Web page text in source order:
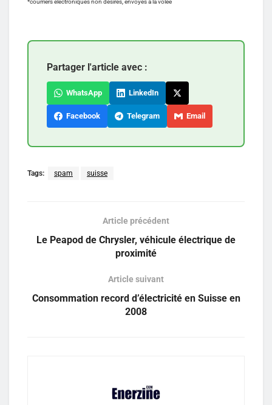
*courriers électroniques non désirés, envoyés à la volée
Partager l'article avec :
WhatsApp LinkedIn
Facebook Telegram Email
Tags: spam suisse
Article précédent
Le Peapod de Chrysler, véhicule électrique de
proximité
Article suivant
Consommation record d’électricité en Suisse en
2008